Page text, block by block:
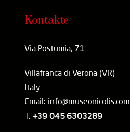
Kontakte
Via Postumia, 71
Villafranca di Verona (VR)
Italy
Email: info@museonicolis.com
T. +39 045 6303289